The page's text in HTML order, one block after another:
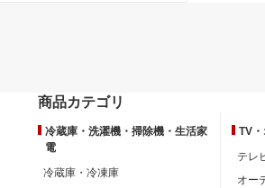
商品カテゴリ
冷蔵庫・洗濯機・掃除機・生活家
電
冷蔵庫・冷凍庫
TV
テレ
オー